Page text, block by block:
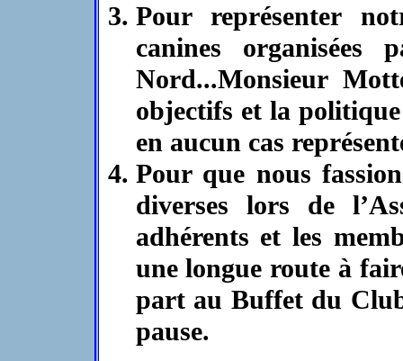
Pour représenter
canines
Nord...Monsieur
objectifs et la
en aucun cas
Pour que nous
diverses lors de
adhérents et les
une longue route à
part au Buffet du
pause.